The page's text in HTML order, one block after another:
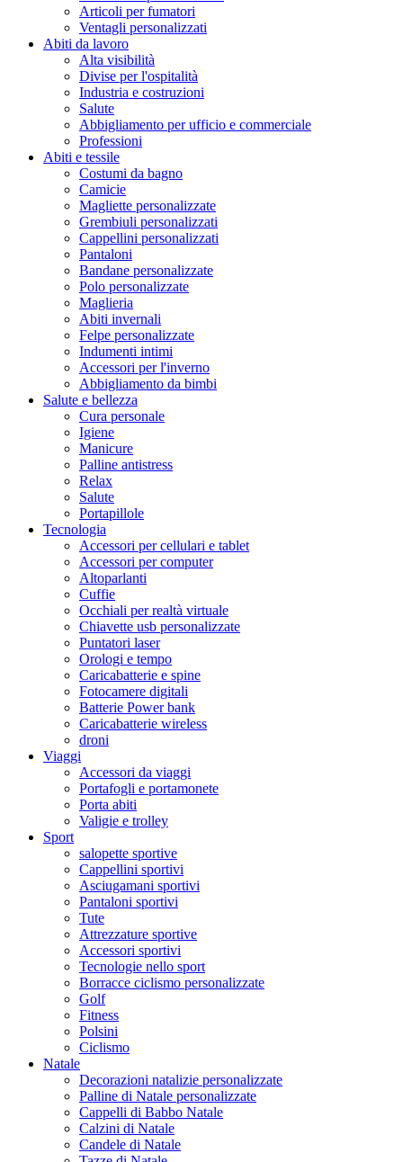
Articoli per fumatori
Ventagli personalizzati
Abiti da lavoro
Alta visibilità
Divise per l'ospitalità
Industria e costruzioni
Salute
Abbigliamento per ufficio e commerciale
Professioni
Abiti e tessile
Costumi da bagno
Camicie
Magliette personalizzate
Grembiuli personalizzati
Cappellini personalizzati
Pantaloni
Bandane personalizzate
Polo personalizzate
Maglieria
Abiti invernali
Felpe personalizzate
Indumenti intimi
Accessori per l'inverno
Abbigliamento da bimbi
Salute e bellezza
Cura personale
Igiene
Manicure
Palline antistress
Relax
Salute
Portapillole
Tecnologia
Accessori per cellulari e tablet
Accessori per computer
Altoparlanti
Cuffie
Occhiali per realtà virtuale
Chiavette usb personalizzate
Puntatori laser
Orologi e tempo
Caricabatterie e spine
Fotocamere digitali
Batterie Power bank
Caricabatterie wireless
droni
Viaggi
Accessori da viaggi
Portafogli e portamonete
Porta abiti
Valigie e trolley
Sport
salopette sportive
Cappellini sportivi
Asciugamani sportivi
Pantaloni sportivi
Tute
Attrezzature sportive
Accessori sportivi
Tecnologie nello sport
Borracce ciclismo personalizzate
Golf
Fitness
Polsini
Ciclismo
Natale
Decorazioni natalizie personalizzate
Palline di Natale personalizzate
Cappelli di Babbo Natale
Calzini di Natale
Candele di Natale